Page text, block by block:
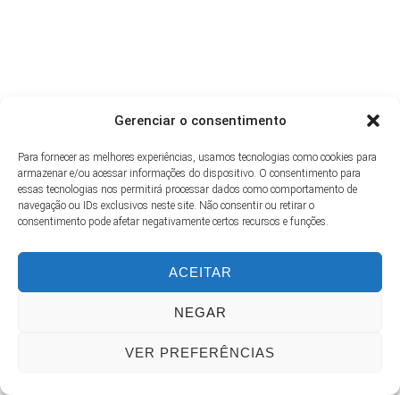
Gerenciar o consentimento
Para fornecer as melhores experiências, usamos tecnologias como cookies para
armazenar e/ou acessar informações do dispositivo. O consentimento para
essas tecnologias nos permitirá processar dados como comportamento de
navegação ou IDs exclusivos neste site. Não consentir ou retirar o
consentimento pode afetar negativamente certos recursos e funções.
ACEITAR
NEGAR
VER PREFERÊNCIAS